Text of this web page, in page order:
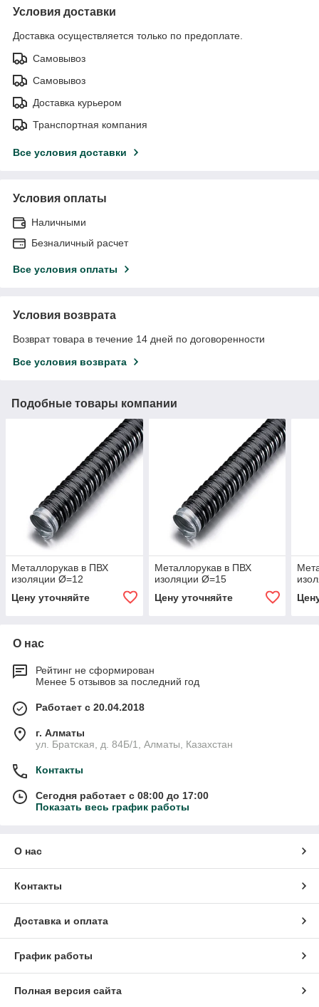
Условия доставки
Доставка осуществляется только по предоплате.
Самовывоз
Самовывоз
Доставка курьером
Транспортная компания
Все условия доставки
Условия оплаты
Наличными
Безналичный расчет
Все условия оплаты
Условия возврата
Возврат товара в течение 14 дней по договоренности
Все условия возврата
Подобные товары компании
Металлорукав в ПВХ
изоляции Ø=12
Цену уточняйте
Металлорукав в ПВХ
изоляции Ø=15
Цену уточняйте
О нас
Рейтинг не сформирован
Менее 5 отзывов за последний год
Работает с 20.04.2018
г. Алматы
ул. Братская, д. 84Б/1, Алматы, Казахстан
Контакты
Сегодня работает с 08:00 до 17:00
Показать весь график работы
О нас
Контакты
Доставка и оплата
График работы
Полная версия сайта